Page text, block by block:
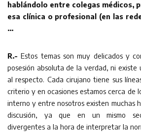
hablándolo entre colegas médicos,
esa clínica o profesional (en las
…
R.- Estos temas son muy delicados y
posesión absoluta de la verdad, ni
al respecto. Cada cirujano tiene sus
criterio y en ocasiones estamos cerca de
interno y entre nosotros existen muchas
discusión, ya que en un mismo
divergentes a la hora de interpretar la